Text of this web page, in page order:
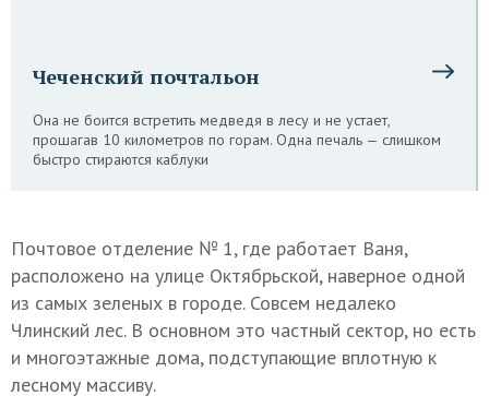
Чеченский почтальон
Она не боится встретить медведя в лесу и не устает,
прошагав 10 километров по горам. Одна печаль — слишком
быстро стираются каблуки
Почтовое отделение № 1, где работает Ваня,
расположено на улице Октябрьской, наверное одной
из самых зеленых в городе. Совсем недалеко
Члинский лес. В основном это частный сектор, но есть
и многоэтажные дома, подступающие вплотную к
лесному массиву.